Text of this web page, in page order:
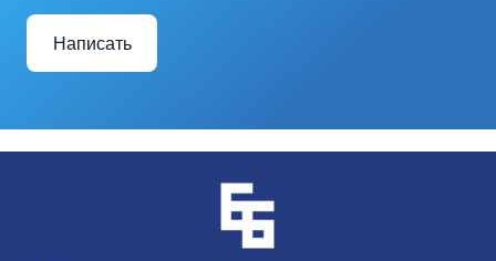
Написать